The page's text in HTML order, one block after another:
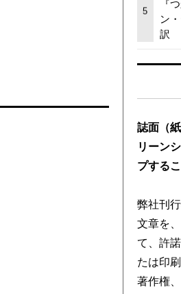
5
『
ン
訳
誌面（
リーン
プする
弊社刊
文章を
て、許
たは印
著作権